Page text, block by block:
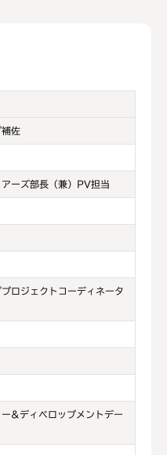
佐
ーズ部長（兼）PV担当
ロジェクトコーディネータ
&ディベロップメントデー